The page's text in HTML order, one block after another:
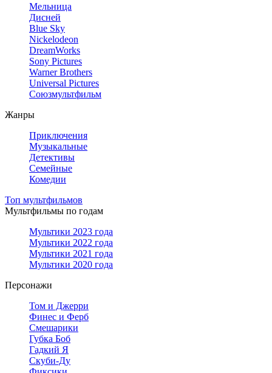
Мельница
Дисней
Blue Sky
Nickelodeon
DreamWorks
Sony Pictures
Warner Brothers
Universal Pictures
Союзмультфильм
Жанры
Приключения
Музыкальные
Детективы
Семейные
Комедии
Топ мультфильмов
Мультфильмы по годам
Мультики 2023 года
Мультики 2022 года
Мультики 2021 года
Мультики 2020 года
Персонажи
Том и Джерри
Финес и Ферб
Смешарики
Губка Боб
Гадкий Я
Скуби-Ду